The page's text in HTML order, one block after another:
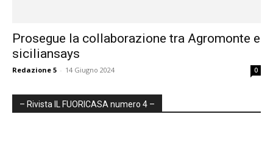
Prosegue la collaborazione tra Agromonte e
siciliansays
Redazione 5 - 14 Giugno 2024 0
– Rivista IL FUORICASA numero 4 –